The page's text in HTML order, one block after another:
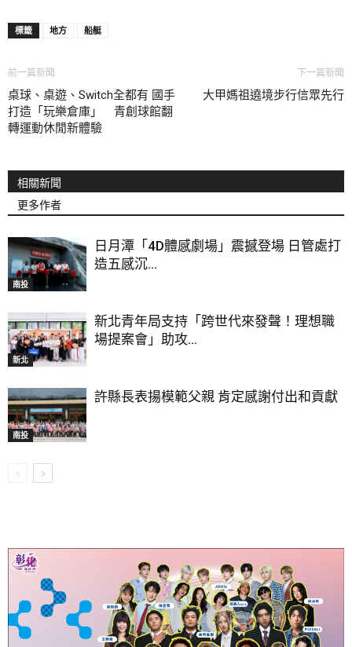
標籤 地方 船艇
前一篇新聞
桌球、桌遊、Switch全都有 國手
打造「玩樂倉庫」 青創球館翻
轉運動休閒新體驗
下一篇新聞
大甲媽祖遶境步行信眾先行
相關新聞
更多作者
南投
日月潭「4D體感劇場」震撼登場 日管處打
造五感沉...
新北
新北青年局支持「跨世代來發聲！理想職
場提案會」助攻...
南投
許縣長表揚模範父親 肯定感謝付出和貢獻